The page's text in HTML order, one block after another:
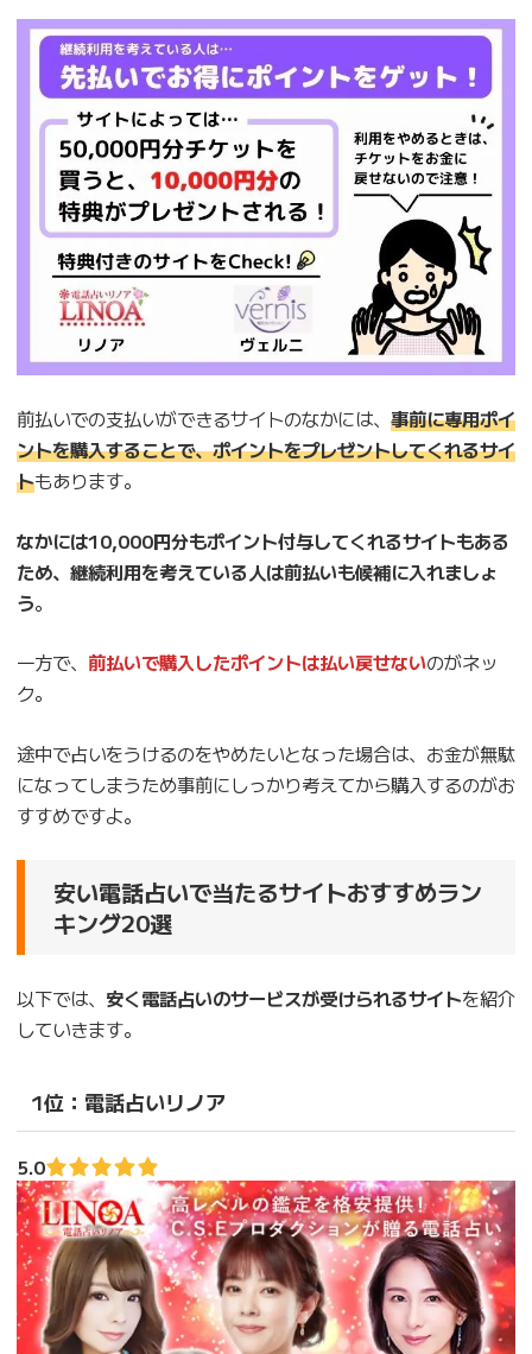
前払いでの支払いができるサイトのなかには、 事前に専用ポイ
ントを購入することで、ポイントをプレゼントしてくれるサイ
トもあります。
なかには10,000円分もポイント付与してくれるサイトもある
ため、継続利用を考えている人は前払いも候補に入れましょ
う。
一方で、 前払いで購入したポイントは払い戻せないのがネッ
ク。
途中で占いをうけるのをやめたいとなった場合は、お金が無駄
になってしまうため事前にしっかり考えてから購入するのがお
すすめですよ。
安い電話占いで当たるサイトおすすめラン
キング20選
以下では、 安く電話占いのサービスが受けられるサイトを紹介
していきます。
1位：電話占いリノア
5.0